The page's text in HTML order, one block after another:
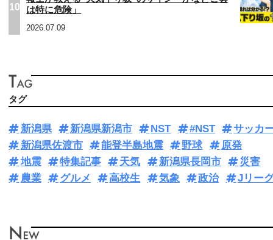
10
は特に危険」
2026.07.09
タグ
新潟県 新潟県新潟市 NST #NST
サッカ
新潟県佐渡市
能登半島地震 野球
原発
地震
特集記事 天気 新潟県長岡市
災害
農業
グルメ 高校生 気象 政治 Jリー